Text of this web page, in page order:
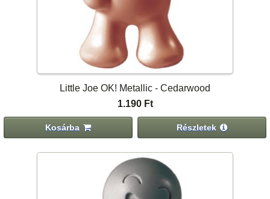
Little Joe OK! Metallic - Cedarwood
1.190 Ft
Kosárba Részletek